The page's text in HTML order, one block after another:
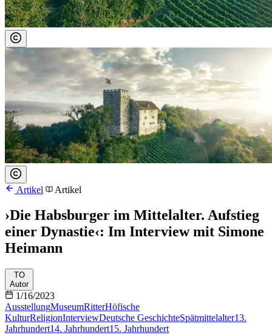
Artikel Artikel
›Die Habsburger im Mittelalter. Aufstieg
einer Dynastie‹: Im Interview mit Simone
Heimann
TO
Autor
1/16/2023
AusstellungMuseumRitterHöfische
KulturReligionInterviewDeutsche GeschichteSpätmittelalter13.
Jahrhundert14. Jahrhundert15. Jahrhundert